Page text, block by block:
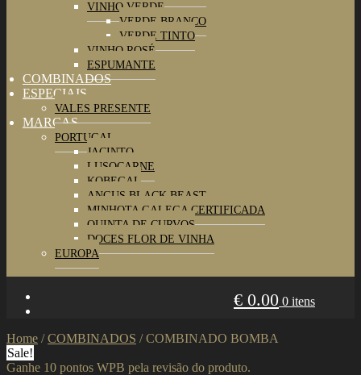
VINHO VERDE
Maximizar
submenu
VERDE BRANCO
VERDE TINTO
VINHO ROSÉ
ESPUMANTE
COMBINADOS
ESPECIAIS
Maximizar
submenu
VALES PRESENTE
MARCAS
Maximizar
submenu
PORTUGAL
Maximizar
JACINTO
LUSOCARNE
KOBEGAL
ANGUS BLACK BEAST
MINHOTA GALEGA CERTIFICADA
QUINTA DE CURVOS
DOCES FLOR DE VINHA
EUROPA
€ 0.00 0 itens
Home /COMBINADOS /COMBINADO BOMBA
Sale!
Ganhe 10 pontos WPB pela revisão do produto.